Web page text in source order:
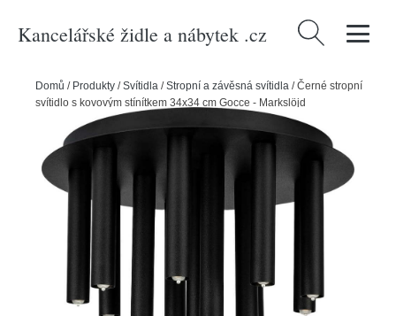
Kancelářské židle a nábytek .cz Vyhledávání
Domů / Produkty /Svítidla /Stropní a závěsná svítidla /Černé stropní
svítidlo s kovovým stínítkem 34x34 cm Gocce - Markslöjd